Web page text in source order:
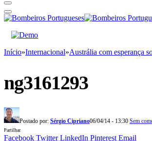
Início»Internacional»Austrália com esperança
ng3161293
Postado por: Sérgio Cipriano06/04/14 - 13:30 Sem
Partilhar
Facebook Twitter LinkedIn Pinterest Email